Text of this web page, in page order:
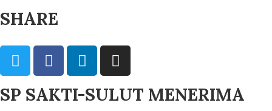
SHARE
SP SAKTI-SULUT MENERIMA